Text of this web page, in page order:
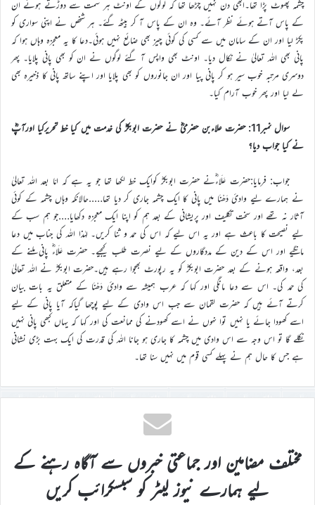
چشمہ پھوٹ پڑا تھا۔ابھی دن نہیں چڑھا تھا کہ لوگوں کے اونٹ ہر سمت سے دوڑتے ہوئے ان
کے پاس آتے ہوئے نظر آئے۔ وہ ان کے پاس آ کر بیٹھ گئے۔ ہر شخص نے اپنی سواری کو
پکڑ لیا اور ان کے سامان میں سے کسی کی کوئی چیز بھی ضائع نہیں ہوئی۔دعا کا یہ معجزہ وہاں ہوا کہ
پانی بھی اللہ تعالیٰ نے نکال دیا۔ اونٹ بھی واپس آ گئے لوگوں نے ان کو بھی پانی پلایا۔ پھر
دوسری مرتبہ خوب سیر ہو کر پانی پیا اور ان جانوروں کو بھی پلایا اور اپنے ساتھ پانی کا ذخیرہ بھی
لے لیا اور پھر خوب آرام کیا۔
سوال نمبر11: حضرت علاءبن حضرمیؓ نے حضرت ابوبکرؓ کی خدمت میں کیا خط تحریرکیا اورآپؓ
نے کیا جواب دیا؟
جواب: فرمایا:حضرت عَلَاءؓنے حضرت ابوبکرؓ کوایک خط لکھا تھا جو یہ ہے کہ امّا بعد اللہ تعالیٰ
نے ہمارے لیے وادیٔ دَھْنَا میں پانی کا ایک چشمہ جاری کر دیا تھا…..حالانکہ وہاں چشمہ کے کوئی
آثار نہ تھے اور سخت تکلیف اور پریشانی کے بعد ہم کو اپنا ایک معجزہ دکھایا….جو ہم سب کے
لیے نصیحت کا باعث ہے اور یہ اس لیے کہ اس کی حمد و ثنا کریں۔ لہٰذا اللہ کی جناب میں دعا
مانگیے اور اس کے دین کے مددگاروں کے لیے نصرت طلب کیجیے۔ حضرت عَلَاءؓ پانی ملنے کے
بعد، واقعہ ہونے کے بعد حضرت ابوبکرؓ کو یہ رپورٹ بھجوا رہے ہیں۔حضرت ابوبکرؓ نے اللہ تعالیٰ
کی حمد کی۔ اس سے دعا مانگی اور کہا کہ عرب ہمیشہ سے وادیٔ دَھْنَا کے متعلق یہ بات بیان
کرتے آئے ہیں کہ حضرت لقمان سے جب اس وادی کے لیے پوچھا گیاکہ آیا پانی کے لیے
اسے کھودا جائے یا نہیں توا نہوں نے اسے کھودنے کی ممانعت کی اور کہا کہ یہاں کبھی پانی نہیں
نکلے گا تو اس وجہ سے اس وادی میں چشمہ کا جاری ہو جانا اللہ کی قدرت کی ایک بہت بڑی نشانی
ہے جس کا حال ہم نے پہلے کسی قوم میں نہیں سنا تھا۔
مختلف مضامین اور جماعتی خبروں سے آگاہ رہنے کے
لیے ہمارے نیوز لیٹر کو سبسکرائب کریں